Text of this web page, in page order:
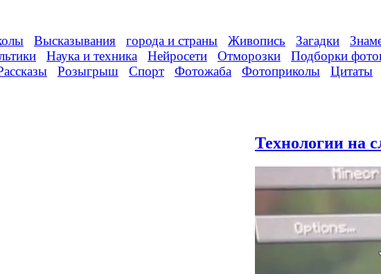
Высказывания города и страны Живопись Загадки
Наука и техника Нейросети Отморозки Подборки
Розыгрыш Спорт Фотожаба Фотоприколы Цитаты
Технологии на